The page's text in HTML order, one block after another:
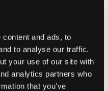
and ads, to
to analyse our traffic.
your use of our site with
analytics partners who
that you’ve
Stor